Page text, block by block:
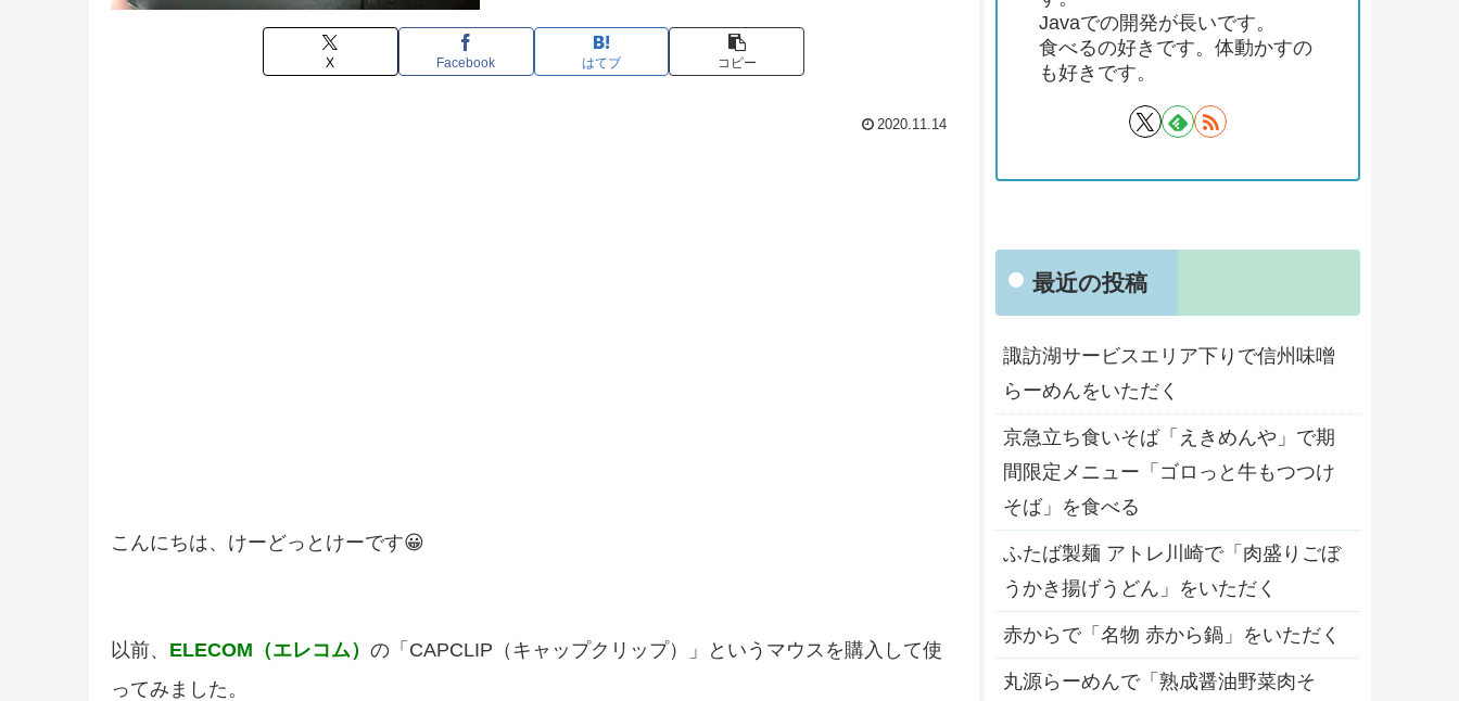
X Facebook はてブ コピー
2020.11.14
こんにちは、けーどっとけーです😀
以前、 ELECOM（エレコム） の「CAPCLIP（キャップクリップ）」というマウスを購入して使
ってみました。
Javaでの開発が長いです。
食べるの好きです。体動かすの
も好きです。
最近の投稿
諏訪湖サービスエリア下りで信州味噌
らーめんをいただく
京急立ち食いそば「えきめんや」で期
間限定メニュー「ゴロっと牛もつつけ
そば」を食べる
ふたば製麺 アトレ川崎で「肉盛りごぼ
うかき揚げうどん」をいただく
赤からで「名物 赤から鍋」をいただく
丸源らーめんで「熟成醤油野菜肉そ